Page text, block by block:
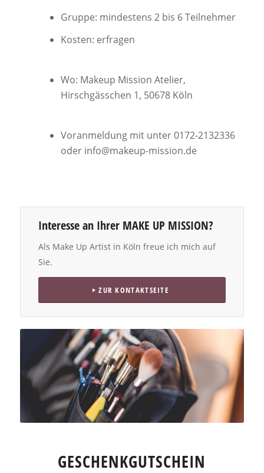
Gruppe: mindestens 2 bis 6 Teilnehmer
Kosten: erfragen
Wo: Makeup Mission Atelier,
Hirschgässchen 1, 50678 Köln
Voranmeldung mit unter 0172-2132336
oder info@makeup-mission.de
Interesse an Ihrer MAKE UP MISSION?
Als Make Up Artist in Köln freue ich mich auf
Sie.
ZUR KONTAKTSEITE
GESCHENKGUTSCHEIN